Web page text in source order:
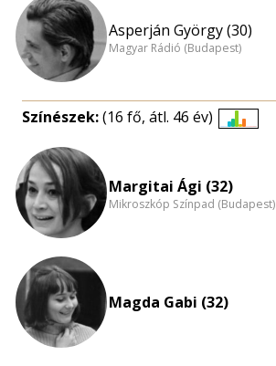
Asperján György (30)
Magyar Rádió (Budapest)
Színészek:(16 fő, átl. 46 év)
Margitai Ági (32)
Mikroszkóp Színpad (Budapest)
Magda Gabi (32)